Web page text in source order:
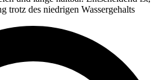
trotz des niedrigen Wassergehalts